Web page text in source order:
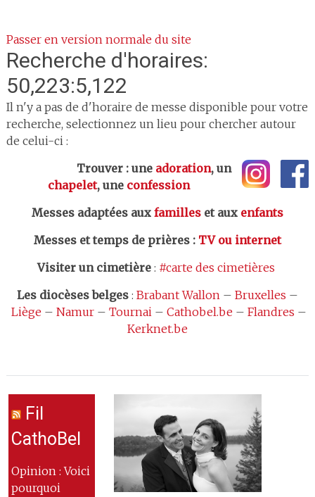
Passer en version normale du site
Recherche d'horaires:
50,223:5,122
Il n'y a pas de d'horaire de messe disponible pour votre
recherche, selectionnez un lieu pour chercher autour
de celui-ci :
Trouver : une adoration, un
chapelet, une confession
Messes adaptées aux familleset aux enfants
Messes et temps de prières: TV ou internet
Visiter un cimetière: #carte des cimetières
Les diocèses belges: Brabant Wallon– Bruxelles –
Liège – Namur– Tournai– Cathobel.be – Flandres –
Kerknet.be
Fil
CathoBel
Opinion : Voici
pourquoi